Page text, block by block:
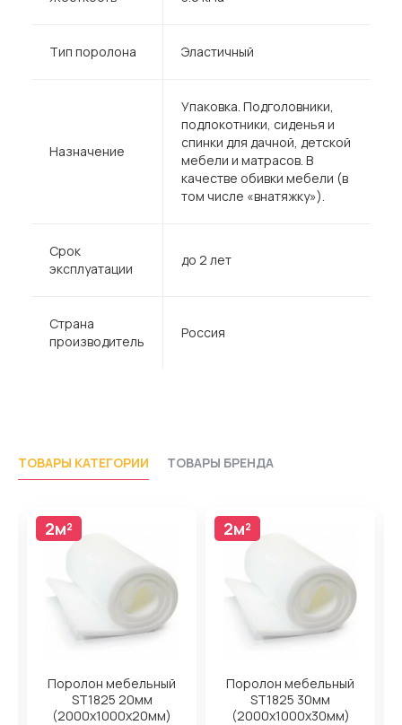
Тип поролона Эластичный
Назначение
Упаковка. Подголовники,
подлокотники, сиденья и
спинки для дачной, детской
мебели и матрасов. В
качестве обивки мебели (в
том числе «внатяжку»).
Срок
эксплуатации
до 2 лет
Страна
производитель
Россия
ТОВАРЫ КАТЕГОРИИ ТОВАРЫ БРЕНДА
2м²
Поролон мебельный
ST1825 20мм
(2000x1000x20мм)
2м²
Поролон мебельный
ST1825 30мм
(2000x1000x30мм)